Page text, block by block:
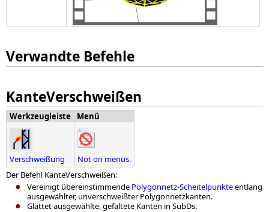
Verwandte Befehle
KanteVerschweißen
Werkzeugleiste Menü
Verschweißung
Not on menus.
Der Befehl KanteVerschweißen:
Vereinigt übereinstimmende Polygonnetz-Scheitelpunkteentlang
ausgewählter, unverschweißter Polygonnetzkanten.
Glättet ausgewählte, gefaltete Kanten in SubDs.